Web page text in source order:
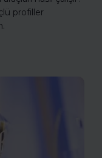
profiller